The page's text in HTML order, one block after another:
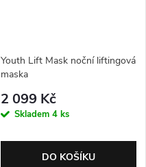
Youth Lift Mask noční liftingová
maska
2 099 Kč
Skladem 4 ks
DO KOŠÍKU